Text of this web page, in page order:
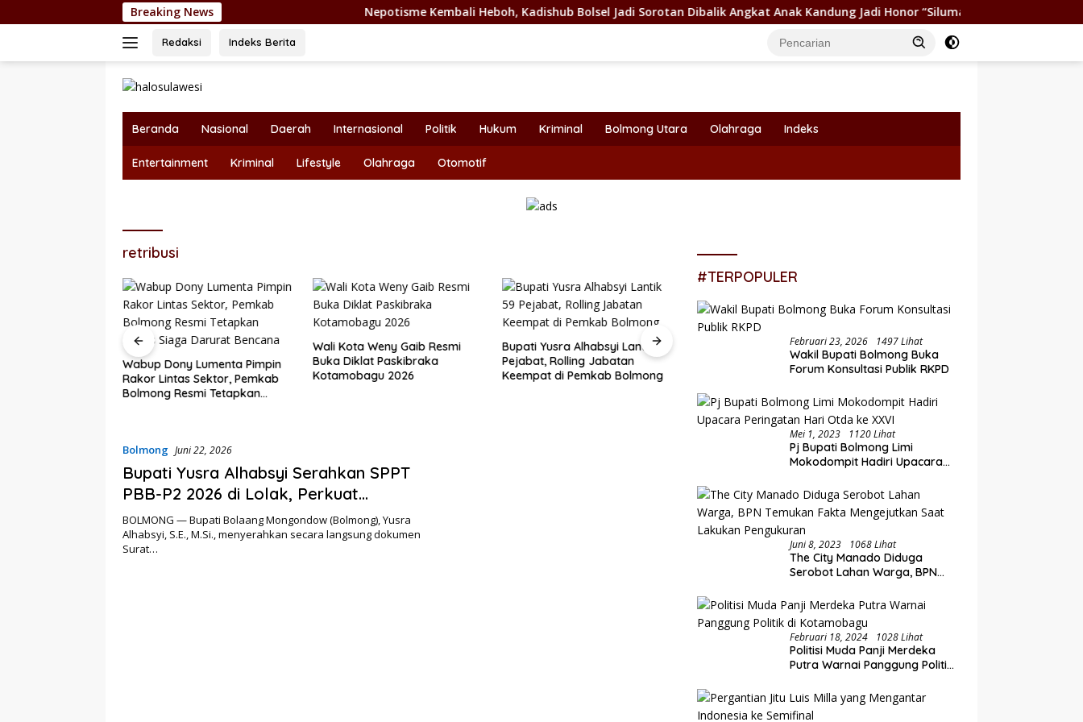
ke
Breaking News Nepotisme Kembali Heboh, Kadishub Bolsel Jadi Sorotan Dibalik Angkat Anak Kandung Jadi Honor “Siluman” Wabup Dony Lumenta
Redaksi Indeks Berita
Beranda Nasional Daerah Internasional Politik Hukum Kriminal Bolmong Utara Olahraga Indeks
Entertainment Kriminal Lifestyle Olahraga Otomotif
retribusi
Wabup Dony Lumenta Pimpin
Rakor Lintas Sektor, Pemkab
Bolmong Resmi Tetapkan
Wali Kota Weny Gaib Resmi
Buka Diklat Paskibraka
Kotamobagu 2026
Bupati Yusra Alhabsyi Lantik 59
Pejabat, Rolling Jabatan
Keempat di Pemkab Bolmong
Hadiri Rakorwil TPAKD Sulut-
Dorong Inklusi Keuangan dan
Pembiayaan UMKM
Pemkot Kotamobagu Dukung
Perluasan Akses Keuangan
Lewat Rakorwil TPAKD
Bolmong Juni 22, 2026
Bupati Yusra Alhabsyi Serahkan SPPT
PBB-P2 2026 di Lolak, Perkuat
Optimalisasi Pendapatan Daerah
BOLMONG — Bupati Bolaang Mongondow (Bolmong), Yusra
Alhabsyi, S.E., M.Si., menyerahkan secara langsung dokumen
Surat…
#TERPOPULER
Februari 23, 2026 1497 Lihat
Wakil Bupati Bolmong Buka
Forum Konsultasi Publik RKPD
Mei 1, 2023 1120 Lihat
Pj Bupati Bolmong Limi
Mokodompit Hadiri Upacara
Juni 8, 2023 1068 Lihat
The City Manado Diduga
Serobot Lahan Warga, BPN
Saat Lakukan Pengukuran
Februari 18, 2024 1028 Lihat
Politisi Muda Panji Merdeka
Putra Warnai Panggung Politik